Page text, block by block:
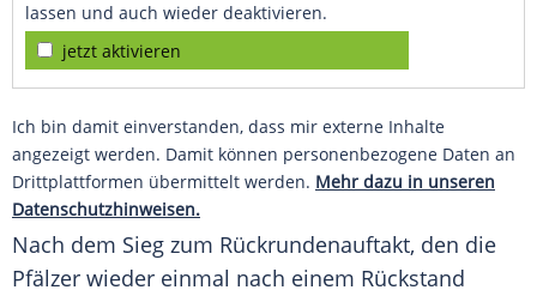
lassen und auch wieder deaktivieren.
jetzt aktivieren
Ich bin damit einverstanden, dass mir externe Inhalte
angezeigt werden. Damit können personenbezogene Daten an
Drittplattformen übermittelt werden. Mehr dazu in unseren
Datenschutzhinweisen.
Nach dem Sieg zum Rückrundenauftakt, den die
Pfälzer wieder einmal nach einem Rückstand